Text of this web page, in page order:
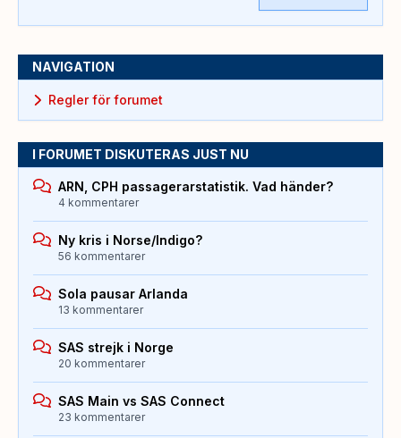
NAVIGATION
Regler för forumet
I FORUMET DISKUTERAS JUST NU
ARN, CPH passagerarstatistik. Vad händer?
4 kommentarer
Ny kris i Norse/Indigo?
56 kommentarer
Sola pausar Arlanda
13 kommentarer
SAS strejk i Norge
20 kommentarer
SAS Main vs SAS Connect
23 kommentarer